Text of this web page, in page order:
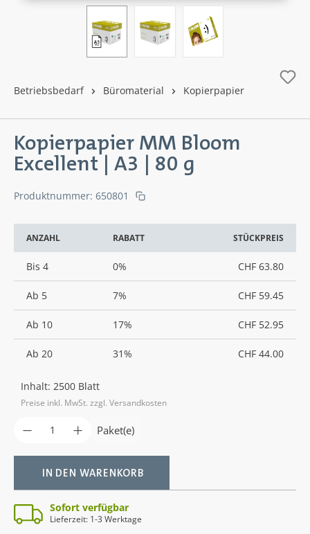
Betriebsbedarf Büromaterial Kopierpapier
Kopierpapier MM Bloom
Excellent | A3 | 80 g
ANZAHL RABATT STÜCKPREIS
Bis 4 0% CHF 63.80
Ab 5 7% CHF 59.45
Ab 10 17% CHF 52.95
Ab 20 31% CHF 44.00
Inhalt: 2500 Blatt
Preise inkl. MwSt. zzgl. Versandkosten
Produkt Anzahl: Gib den gewünschten
Paket(e)
IN DEN WARENKORB
Sofort verfügbar
Lieferzeit: 1-3 Werktage
Produktnummer: 650801